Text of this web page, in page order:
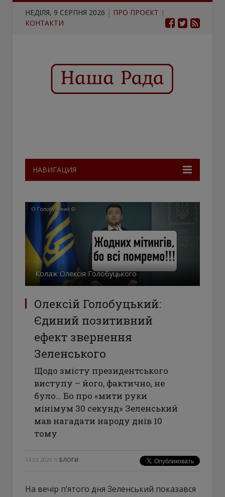
НЕДІЛЯ, 9 СЕРПНЯ 2026 | ПРО ПРОЄКТ |
КОНТАКТИ
НАВИГАЦИЯ
Колаж Олексія Голобуцького
Олексій Голобуцький:
Єдиний позитивний
ефект звернення
Зеленського
Щодо змісту президентського
виступу – його, фактично, не
було… Бо про «мити руки
мінімум 30 секунд» Зеленський
мав нагадати народу днів 10
тому
14.03.2020 // БЛОГИ
На вечір п’ятого дня Зеленський показався